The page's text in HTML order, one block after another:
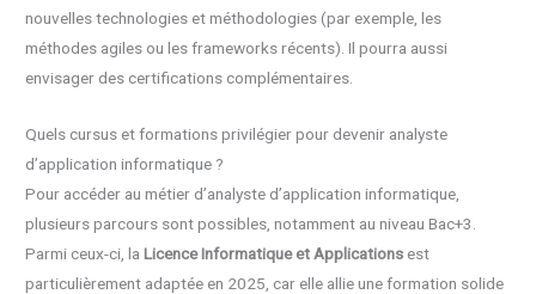
nouvelles technologies et méthodologies (par exemple, les
méthodes agiles ou les frameworks récents). Il pourra aussi
envisager des certifications complémentaires.
Quels cursus et formations privilégier pour devenir analyste
d’application informatique ?
Pour accéder au métier d’analyste d’application informatique,
plusieurs parcours sont possibles, notamment au niveau Bac+3.
Parmi ceux-ci, laLicence Informatique et Applications est
particulièrement adaptée en 2025, car elle allie une formation solide